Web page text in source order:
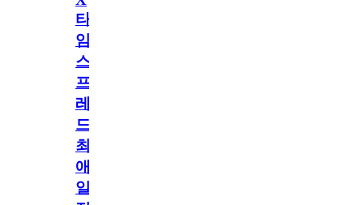
타
임
스
프
레
드]
최
애
일